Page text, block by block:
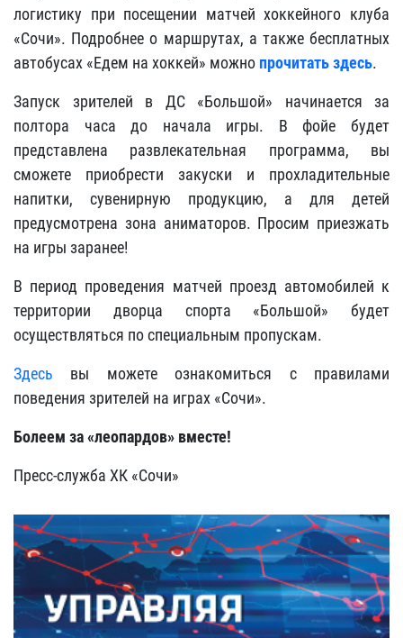
логистику при посещении матчей хоккейного клуба
«Сочи». Подробнее о маршрутах, а также бесплатных
автобусах «Едем на хоккей» можнопрочитать здесь.
Запуск зрителей в ДС «Большой» начинается за
полтора часа до начала игры. В фойе будет
представлена развлекательная программа, вы
сможете приобрести закуски и прохладительные
напитки, сувенирную продукцию, а для детей
предусмотрена зона аниматоров. Просим приезжать
на игры заранее!
В период проведения матчей проезд автомобилей к
территории дворца спорта «Большой» будет
осуществляться по специальным пропускам.
Здесь вы можете ознакомиться с правилами
поведения зрителей на играх «Сочи».
Болеем за «леопардов» вместе!
Пресс-служба ХК «Сочи»